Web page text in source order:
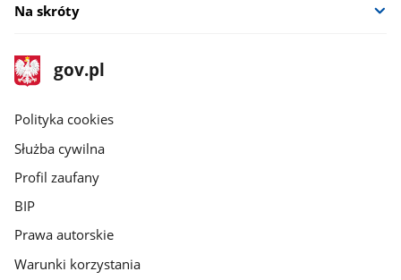
Na skróty
stopka
gov.pl
Strona
gov.pl
gov.pl
Polityka cookies
Służba cywilna
Profil zaufany
BIP
Prawa autorskie
Warunki korzystania